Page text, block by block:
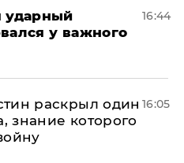
ударный
у важного
16:44
раскрыл один
знание которого
16:05